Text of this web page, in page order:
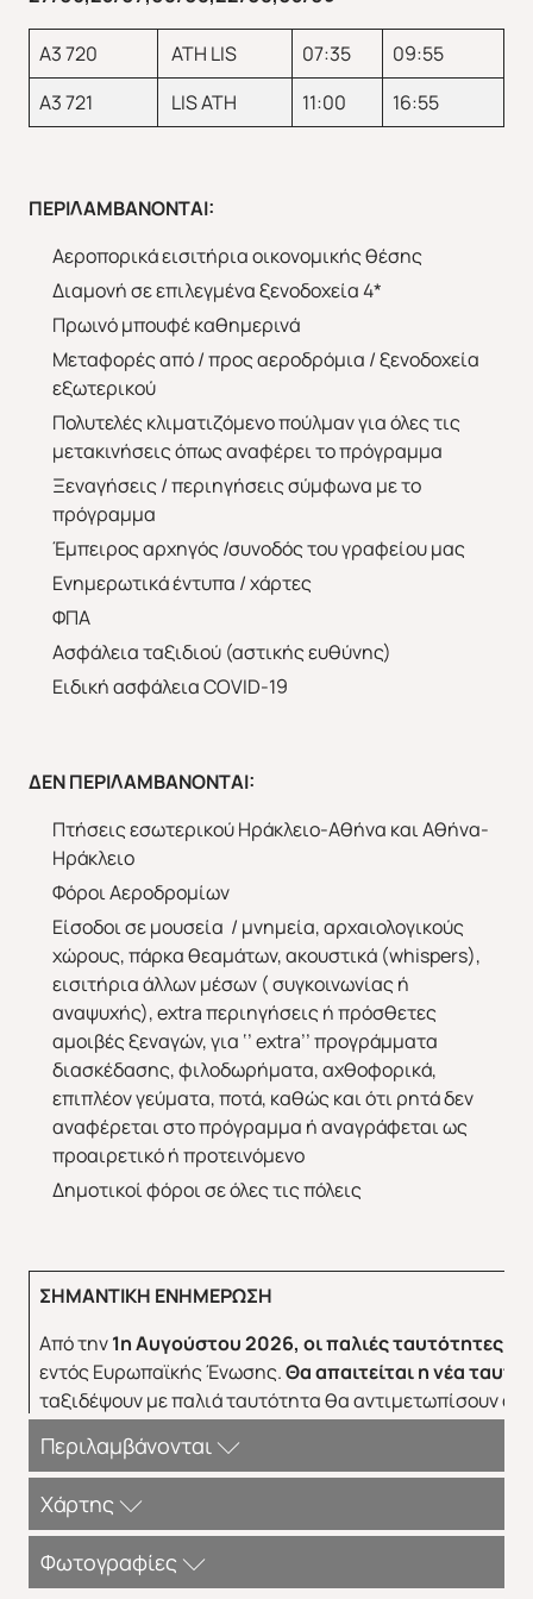
Άνοιξη 2027 Καλοκαίρι 2026
A3 720 ATH LIS 07:35
09:55
A3 721
LIS ATH 11:00 16:55
ΠΕΡΙΛΑΜΒΑΝΟΝΤΑΙ:
Αεροπορικά εισιτήρια οικονομικής θέσης
Διαμονή σε επιλεγμένα ξενοδοχεία 4*
Πρωινό μπουφέ καθημερινά
Μεταφορές από / προς αεροδρόμια / ξενοδοχεία
εξωτερικού
Πολυτελές κλιματιζόμενο πούλμαν για όλες τις
μετακινήσεις όπως αναφέρει το πρόγραμμα
Ξεναγήσεις / περιηγήσεις σύμφωνα με το
πρόγραμμα
Έμπειρος αρχηγός /συνοδός του γραφείου μας
Ενημερωτικά έντυπα / χάρτες
ΦΠΑ
Ασφάλεια ταξιδιού (αστικής ευθύνης)
Ειδική ασφάλεια COVID-19
ΔΕΝ ΠΕΡΙΛΑΜΒΑΝΟΝΤΑΙ:
Πτήσεις εσωτερικού Ηράκλειο-Αθήνα και Αθήνα-
Ηράκλειο
Φόροι Αεροδρομίων
Είσοδοι σε μουσεία / μνημεία, αρχαιολογικούς
χώρους, πάρκα θεαμάτων, ακουστικά (whispers),
εισιτήρια άλλων μέσων ( συγκοινωνίας ή
αναψυχής), extra περιηγήσεις ή πρόσθετες
αμοιβές ξεναγών, για ‘’ extra’’ προγράμματα
διασκέδασης, φιλοδωρήματα, αχθοφορικά,
επιπλέον γεύματα, ποτά, καθώς και ότι ρητά δεν
αναφέρεται στο πρόγραμμα ή αναγράφεται ως
προαιρετικό ή προτεινόμενο
Δημοτικοί φόροι σε όλες τις πόλεις
ΣΗΜΑΝΤΙΚΗ ΕΝΗΜΕΡΩΣΗ
Από την1η Αυγούστου 2026, οι παλιές ταυτότητες
εντός Ευρωπαϊκής Ένωσης.Θα απαιτείται η νέα
ταξιδέψουν με παλιά ταυτότητα θα αντιμετωπίσουν
Περιλαμβάνονται
ΠΕΡΙΛΑΜΒΑΝΟΝΤΑΙ:
Διαμονή σε επιλεγμένα ξενοδοχεία 4*
Χάρτης
Φωτογραφίες